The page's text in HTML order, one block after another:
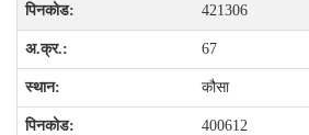
421306
67
कौसा
400612